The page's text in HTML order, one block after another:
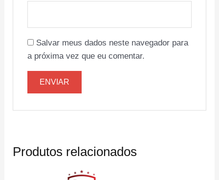
Salvar meus dados neste navegador para
a próxima vez que eu comentar.
Produtos relacionados